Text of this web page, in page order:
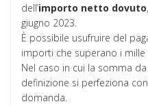
dell’importo netto dovuto
giugno 2023.
È possibile usufruire del
importi che superano i mille
Nel caso in cui la somma
definizione si perfeziona
domanda.